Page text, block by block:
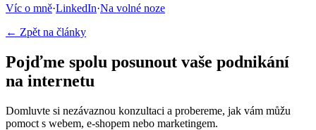
Víc o mně·LinkedIn·Na volné noze
← Zpět na články
Pojďme spolu posunout vaše podnikání
na internetu
Domluvte si nezávaznou konzultaci a probereme, jak vám můžu
pomoct s webem, e-shopem nebo marketingem.